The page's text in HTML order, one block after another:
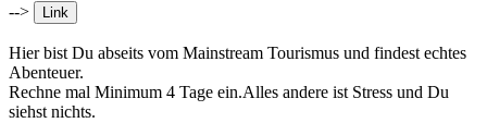
-->
Hier bist Du abseits vom Mainstream Tourismus und findest echtes
Abenteuer.
Rechne mal Minimum 4 Tage ein.Alles andere ist Stress und Du
siehst nichts.